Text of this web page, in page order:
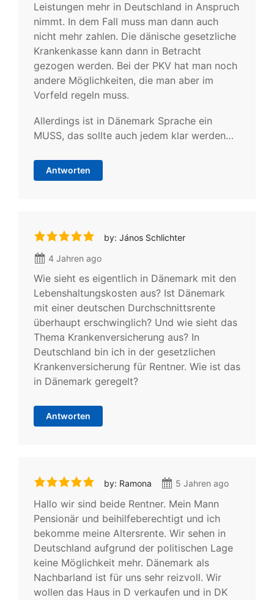
Leistungen mehr in Deutschland in Anspruch
nimmt. In dem Fall muss man dann auch
nicht mehr zahlen. Die dänische gesetzliche
Krankenkasse kann dann in Betracht
gezogen werden. Bei der PKV hat man noch
andere Möglichkeiten, die man aber im
Vorfeld regeln muss.
Allerdings ist in Dänemark Sprache ein
MUSS, das sollte auch jedem klar werden…
Antworten
by: János Schlichter
4 Jahren ago
Wie sieht es eigentlich in Dänemark mit den
Lebenshaltungskosten aus? Ist Dänemark
mit einer deutschen Durchschnittsrente
überhaupt erschwinglich? Und wie sieht das
Thema Krankenversicherung aus? In
Deutschland bin ich in der gesetzlichen
Krankenversicherung für Rentner. Wie ist das
in Dänemark geregelt?
Antworten
by: Ramona 5 Jahren ago
Hallo wir sind beide Rentner. Mein Mann
Pensionär und beihilfeberechtigt und ich
bekomme meine Altersrente. Wir sehen in
Deutschland aufgrund der politischen Lage
keine Möglichkeit mehr. Dänemark als
Nachbarland ist für uns sehr reizvoll. Wir
wollen das Haus in D verkaufen und in DK